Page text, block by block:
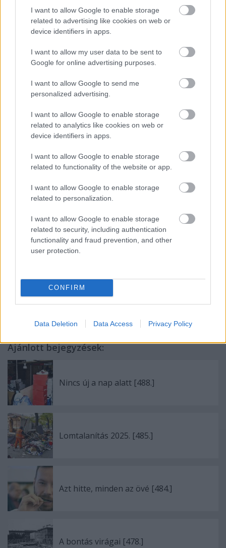
I want to allow Google to enable storage
related to advertising like cookies on web or
device identifiers in apps.
I want to allow my user data to be sent to
Google for online advertising purposes.
I want to allow Google to send me
personalized advertising.
I want to allow Google to enable storage
related to analytics like cookies on web or
device identifiers in apps.
I want to allow Google to enable storage
related to functionality of the website or app.
I want to allow Google to enable storage
related to personalization.
I want to allow Google to enable storage
related to security, including authentication
functionality and fraud prevention, and other
user protection.
CONFIRM
Data Deletion Data Access Privacy Policy
A legbelső teremben viszont csak a főtisztek és
tábornokok tartózkodhattak. A vendéglő előtt álló
pityókás vendégeket rendre hazaszállították. A
vendéglőben a hangulat egyáltalán nem volt jeges,
legfeljebb csak a pezsgőt hűtötték jeges vederben.
Talán azért nevezték Jégveremnek, mert errefelé
télen már zord, szeles idők jártak, ki tudja.
A lovarda épületében 1945 után az Alfa Mozi nyílt
meg, a sarki vendéglő neve pedig Alfa Vendéglőre
változott. A XX. század derekán a túloldali
buszgarázs és a Minőségi Cipőgyár (a közeli Május
1. Ruhagyárral együtt az is hol van már?!) dolgozói
voltak a törzsvendégek, az aranyszőke, dúskeblű
pénztárosnő kasszájához hosszú sorokban
kígyóztak.
Innen folytatjuk.
Címkék:házak ludovika illés utca
Ajánlott bejegyzések:
Nincs új a nap alatt [488.]
Lomtalanítás 2025. [485.]
Azt hitte, minden az övé [484.]
A bontás virágai [478.]